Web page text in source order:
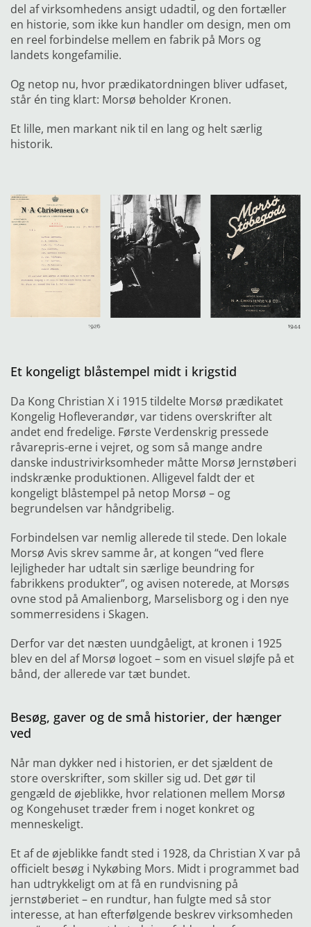
del afvirksomhedens ansigt udadtil, og den fortæller
en historie, som ikke kun handler om design, men om
en reel forbindelse mellem en fabrik på Mors og
landets kongefamilie.
Og netop nu, hvor prædikatordningen bliver udfaset,
står én ting klart: Morsø beholder Kronen.
Et lille, men markant nik til en lang og helt særlig
historik.
Et kongeligt blåstempel midt i krigstid
Da Kong Christian X i 1915 tildelte Morsø prædikatet
Kongelig Hofleverandør, var tidens overskrifter alt
andet end fredelige. Første Verdenskrig pressede
råvarepris-erne i vejret, og som så mange andre
danske industrivirksomheder måtte Morsø Jernstøberi
indskrænke produktionen. Alligevel faldt der et
kongeligt blåstempel på netop Morsø – og
begrundelsen var håndgribelig.
Forbindelsen var nemlig allerede til stede. Den lokale
Morsø Avis skrev samme år, at kongen “ved flere
lejligheder har udtalt sin særlige beundring for
fabrikkens produkter”, og avisen noterede, at Morsøs
ovne stod på Amalienborg, Marselisborg og i den nye
sommerresidens i Skagen.
Derfor var det næsten uundgåeligt, at kronen i 1925
blev en del af Morsø logoet – som en visuel sløjfe på et
bånd, der allerede var tæt bundet.
Besøg, gaver og de små historier, der hænger
ved
Når man dykker ned i historien, er det sjældent de
store overskrifter, som skiller sig ud. Det gør til
gengæld de øjeblikke, hvor relationen mellem Morsø
og Kongehuset træder frem i noget konkret og
menneskeligt.
Et af de øjeblikke fandt sted i 1928, da Christian X var på
officielt besøg i Nykøbing Mors. Midt i programmet bad
han udtrykkeligt om at få en rundvisning på
jernstøberiet – en rundtur, han fulgte med så stor
interesse, at han efterfølgende beskrev virksomheden